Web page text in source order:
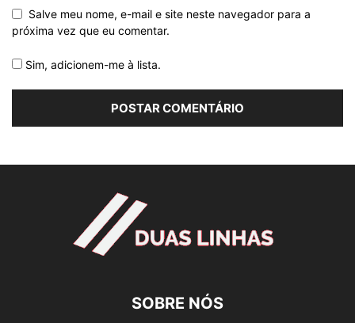
Salve meu nome, e-mail e site neste navegador para a
próxima vez que eu comentar.
Sim, adicionem-me à lista.
SOBRE NÓS